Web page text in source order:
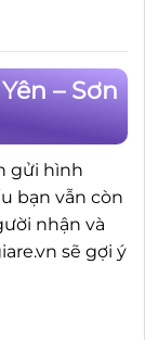
– Sơn
gửi hình
bạn vẫn còn
nhận và
sẽ gợi ý